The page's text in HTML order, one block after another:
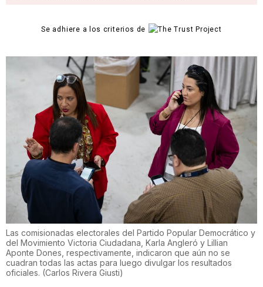
Se adhiere a los criterios de
Las comisionadas electorales del Partido Popular Democrático y
del Movimiento Victoria Ciudadana, Karla Angleró y Lillian
Aponte Dones, respectivamente, indicaron que aún no se
cuadran todas las actas para luego divulgar los resultados
oficiales. (Carlos Rivera Giusti)